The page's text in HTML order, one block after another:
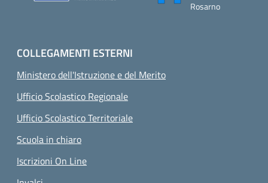
Rosarno
COLLEGAMENTI ESTERNI
Ministero dell'Istruzione e del Merito
Ufficio Scolastico Regionale
Ufficio Scolastico Territoriale
Scuola in chiaro
Iscrizioni On Line